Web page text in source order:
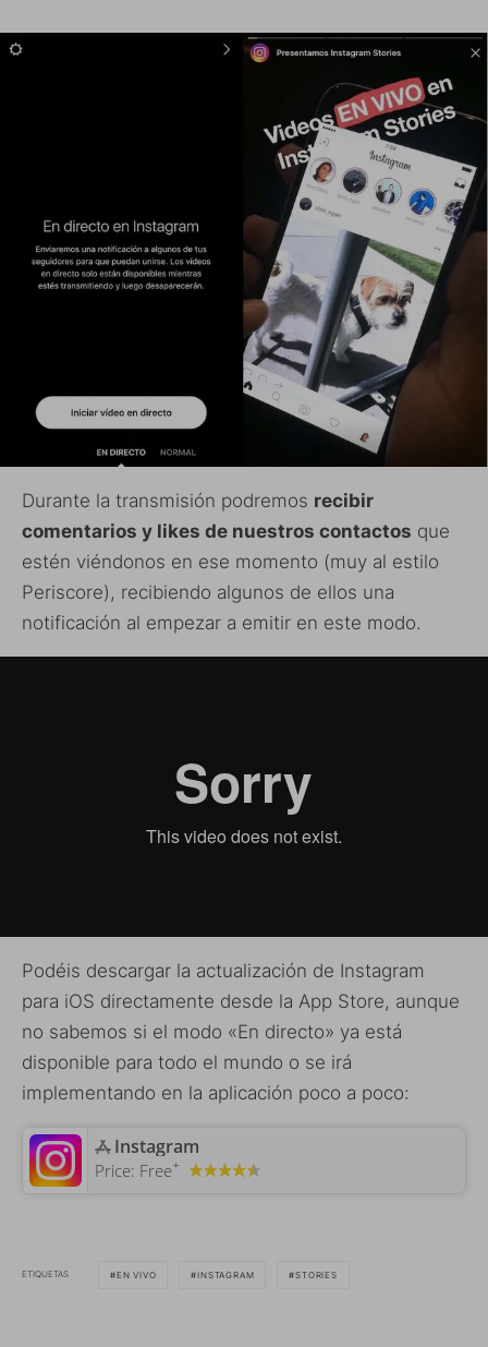
Durante la transmisión podremos recibir
comentarios y likes de nuestros contactos que
estén viéndonos en ese momento (muy al estilo
Periscore), recibiendo algunos de ellos una
notificación al empezar a emitir en este modo.
Podéis descargar la actualización de Instagram
para iOS directamente desde la App Store, aunque
no sabemos si el modo «En directo» ya está
disponible para todo el mundo o se irá
implementando en la aplicación poco a poco:
‎Instagram
Price: Free+
ETIQUETAS EN VIVO INSTAGRAM STORIES